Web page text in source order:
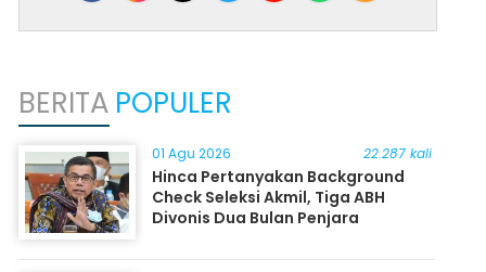
BERITA POPULER
01 Agu 2026 22.287 kali
Hinca Pertanyakan Background
Check Seleksi Akmil, Tiga ABH
Divonis Dua Bulan Penjara